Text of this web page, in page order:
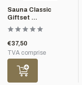
Sauna Classic
Giftset ...
€37,50
TVA comprise